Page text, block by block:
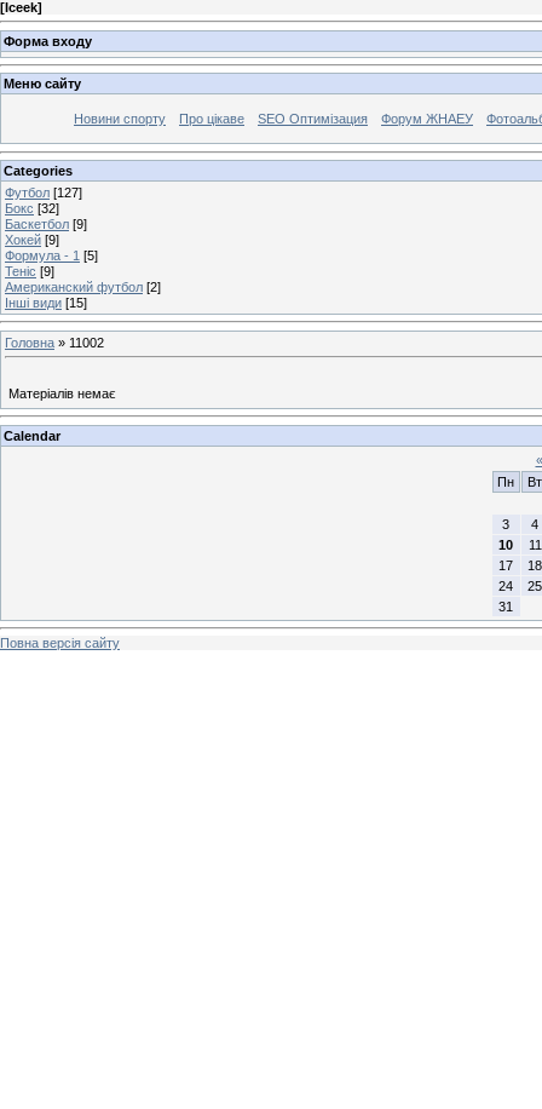
[Iceek]
Форма входу
Меню сайту
Новини спорту Про цікаве SEO Оптимізация Форум ЖНАЕУ
Categories
Футбол [127]
Бокс [32]
Баскетбол [9]
Хокей [9]
Формула - 1 [5]
Теніс [9]
Американский футбол [2]
Інші види [15]
Головна » 11002
Матеріалів немає
Calendar
«
Пн
Вт
3
4
10
11
17
18
24
25
31
Повна версія сайту